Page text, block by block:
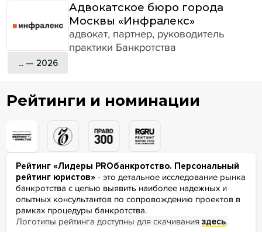
... — 2026
Адвокатское бюро города
Москвы «Инфралекс»
адвокат, партнер, руководитель
практики Банкротства
Рейтинги и номинации
Рейтинг «Лидеры PROбанкротство. Персональный
рейтинг юристов»- это детальное исследование рынка
банкротства с целью выявить наиболее надежных и
опытных консультантов по сопровождению проектов в
рамках процедуры банкротства.
Логотипы рейтинга доступны для скачивания здесь.